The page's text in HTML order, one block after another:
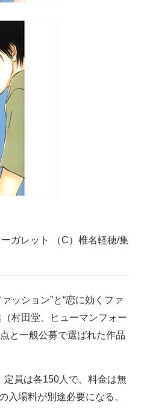
ガレット （C）椎名軽穂/集
ッション”と“恋に効くファ
村田堂、ヒューマンフォー
と一般公募で選ばれた作品
員は各150人で、料金は無
入場料が別途必要になる。